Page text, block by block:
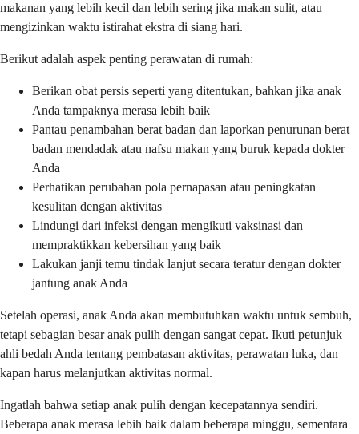
makanan yang lebih kecil dan lebih sering jika makan sulit, atau
mengizinkan waktu istirahat ekstra di siang hari.
Berikut adalah aspek penting perawatan di rumah:
Berikan obat persis seperti yang ditentukan, bahkan jika anak
Anda tampaknya merasa lebih baik
Pantau penambahan berat badan dan laporkan penurunan berat
badan mendadak atau nafsu makan yang buruk kepada dokter
Anda
Perhatikan perubahan pola pernapasan atau peningkatan
kesulitan dengan aktivitas
Lindungi dari infeksi dengan mengikuti vaksinasi dan
mempraktikkan kebersihan yang baik
Lakukan janji temu tindak lanjut secara teratur dengan dokter
jantung anak Anda
Setelah operasi, anak Anda akan membutuhkan waktu untuk sembuh,
tetapi sebagian besar anak pulih dengan sangat cepat. Ikuti petunjuk
ahli bedah Anda tentang pembatasan aktivitas, perawatan luka, dan
kapan harus melanjutkan aktivitas normal.
Ingatlah bahwa setiap anak pulih dengan kecepatannya sendiri.
Beberapa anak merasa lebih baik dalam beberapa minggu, sementara